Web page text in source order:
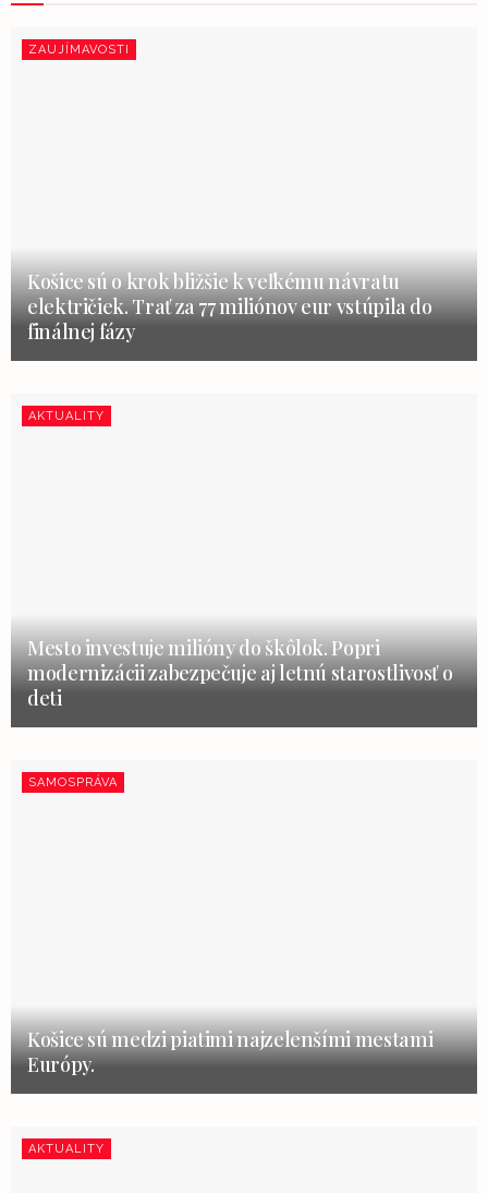
ZAUJÍMAVOSTI
Košice sú o krok bližšie k veľkému návratu
električiek. Trať za 77 miliónov eur vstúpila do
finálnej fázy
AKTUALITY
Mesto investuje milióny do škôlok. Popri
modernizácii zabezpečuje aj letnú starostlivosť o
deti
SAMOSPRÁVA
Košice sú medzi piatimi najzelenšími mestami
Európy.
AKTUALITY